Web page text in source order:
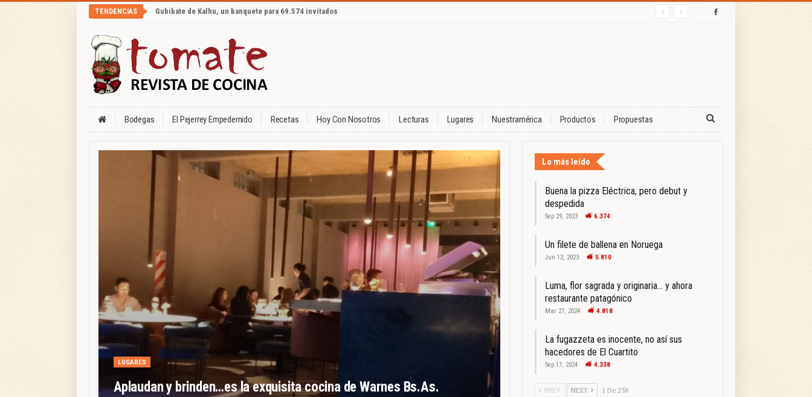
TENDENCIAS Gubibate de Kalhu, un banquete para 69.574 invitados
Bodegas El Pejerrey Empedernido Recetas Hoy Con Nosotros Lecturas Lugares Nuestramérica Productos Propuestas
LUGARES
Aplaudan y brinden…es la exquisita cocina de Warnes Bs.As.
Lo más leído
Buena la pizza Eléctrica, pero debut y
despedida
Sep 29, 2023 6.374
Un filete de ballena en Noruega
Jun 12, 2023 5.810
Luma, flor sagrada y originaria… y ahora
restaurante patagónico
Mar 27, 2024 4.818
La fugazzeta es inocente, no así sus
hacedores de El Cuartito
Sep 17, 2024 4.338
PREV NEXT 1 De 238